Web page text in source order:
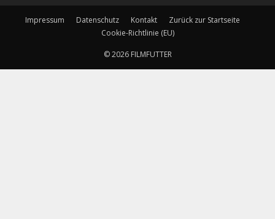
Impressum Datenschutz Kontakt
Zurück zur Startseite
Cookie-Richtlinie (EU)
© 2026 FILMFUTTER